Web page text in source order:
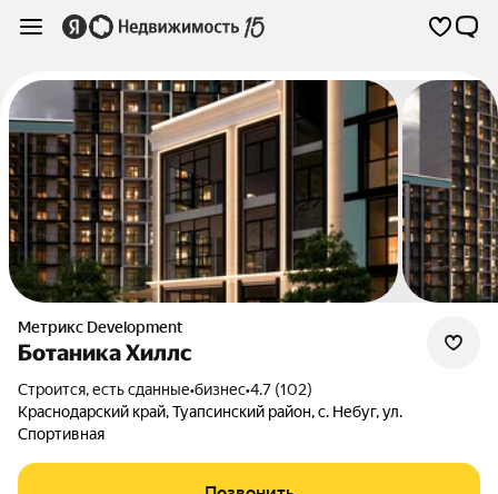
Метрикс Development
Ботаника Хиллс
Строится, есть сданные•бизнес•4.7 (102)
Краснодарский край,Туапсинский район,с. Небуг,ул.
Спортивная